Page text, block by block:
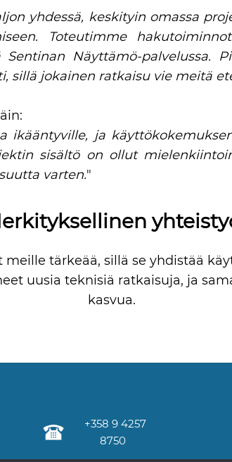
yhdessä, keskityin omassa
Toteutimme
Näyttämö-palvelussa.
sillä jokainen ratkaisu vie meitä
ikääntyville, ja
sisältö on ollut
varten."
tärkeää, sillä se yhdistää
uusia teknisiä ratkaisuja, ja
kasvua.
+358 9 4257
8750